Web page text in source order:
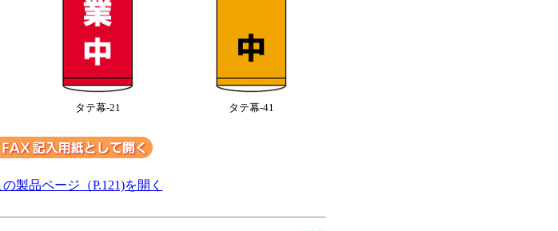
タテ幕-21 タテ幕-41
製品ページ（P.121)を開く